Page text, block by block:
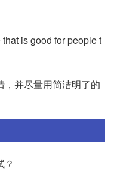
is good for people t
并尽量用简洁明了的
？